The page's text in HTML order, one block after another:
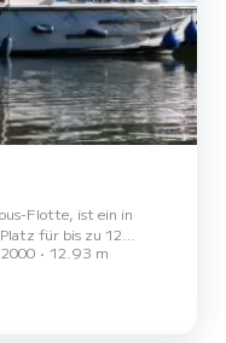
Flotte, ist ein in
für bis zu 12
komfortabler. Es
1 Doppelbett und 1
1 Backbord-Doppel-
mit 2 Etagenbetten
2000
12.93 m